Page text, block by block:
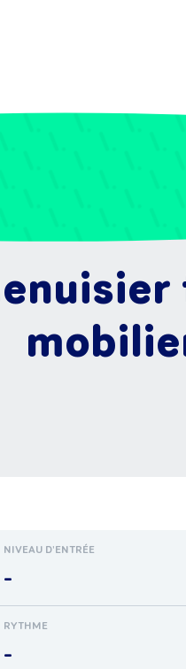
NIVEAU D'ENTRÉE
-
RYTHME
-